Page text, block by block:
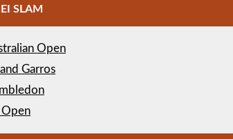
SLAM
Open
Garros
Open